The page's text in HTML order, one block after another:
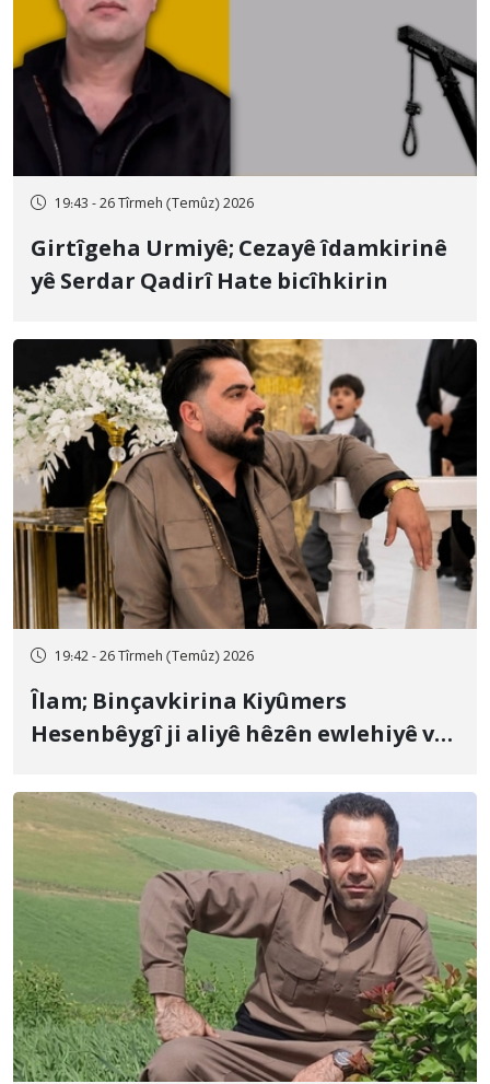
19:43 - 26 Tîrmeh (Temûz) 2026
Girtîgeha Urmiyê; Cezayê îdamkirinê
yê Serdar Qadirî Hate bicîhkirin
19:42 - 26 Tîrmeh (Temûz) 2026
Îlam; Binçavkirina Kiyûmers
Hesenbêygî ji aliyê hêzên ewlehiyê ve